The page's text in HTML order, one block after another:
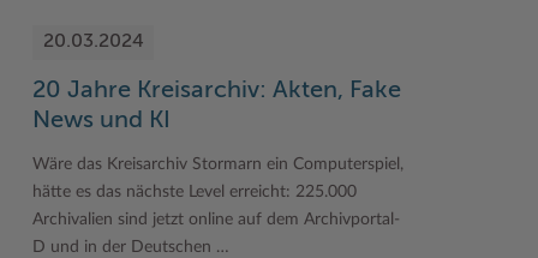
20.03.2024
20 Jahre Kreisarchiv: Akten, Fake
News und KI
Wäre das Kreisarchiv Stormarn ein Computerspiel,
hätte es das nächste Level erreicht: 225.000
Archivalien sind jetzt online auf dem Archivportal-
D und in der Deutschen …